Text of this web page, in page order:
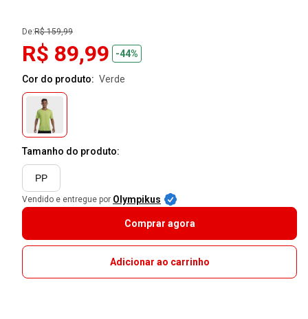
De:R$ 159,99
R$ 89,99 -44%
Cor do produto: verde
Tamanho do produto:
PP
Vendido e entregue por Olympikus
Comprar agora
Adicionar ao carrinho